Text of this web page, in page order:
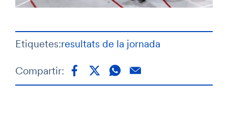
Etiquetes:resultats de la jornada
Compartir: